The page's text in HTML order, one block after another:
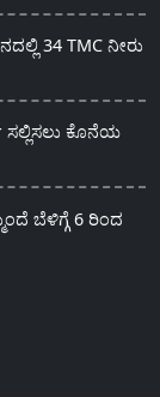
34 TMC ನೀರು
ಸಲ್ಲಿಸಲು ಕೊನೆಯ
ಬೆಳಿಗ್ಗೆ 6 ರಿಂದ